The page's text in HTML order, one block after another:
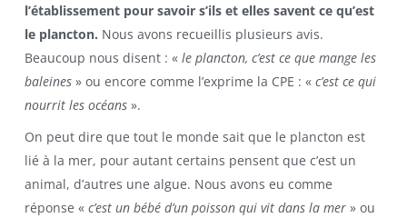
l’établissement pour savoir s’ils et elles savent ce qu’est
le plancton. Nous avons recueillis plusieurs avis.
Beaucoup nous disent : « le plancton, c’est ce que mange les
baleines» ou encore comme l’exprime la CPE : « c’est ce qui
nourrit les océans».
On peut dire que tout le monde sait que le plancton est
lié à la mer, pour autant certains pensent que c’est un
animal, d’autres une algue. Nous avons eu comme
réponse « c’est un bébé d’un poisson qui vit dans la mer » ou